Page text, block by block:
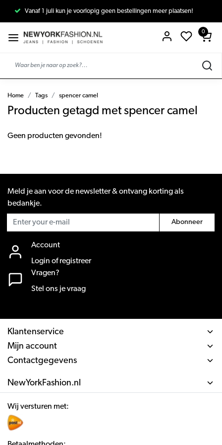
Vanaf 1 juli kun je voorlopig geen bestellingen meer plaatsen!
0
Home Tags spencer camel
Producten getagd met spencer camel
Geen producten gevonden!
Meld je aan voor de newsletter & ontvang korting als
bedankje.
Abonneer
Account
Login of registreer
Vragen?
Stel ons je vraag
Klantenservice
Mijn account
Contactgegevens
NewYorkFashion.nl
Wij versturen met: